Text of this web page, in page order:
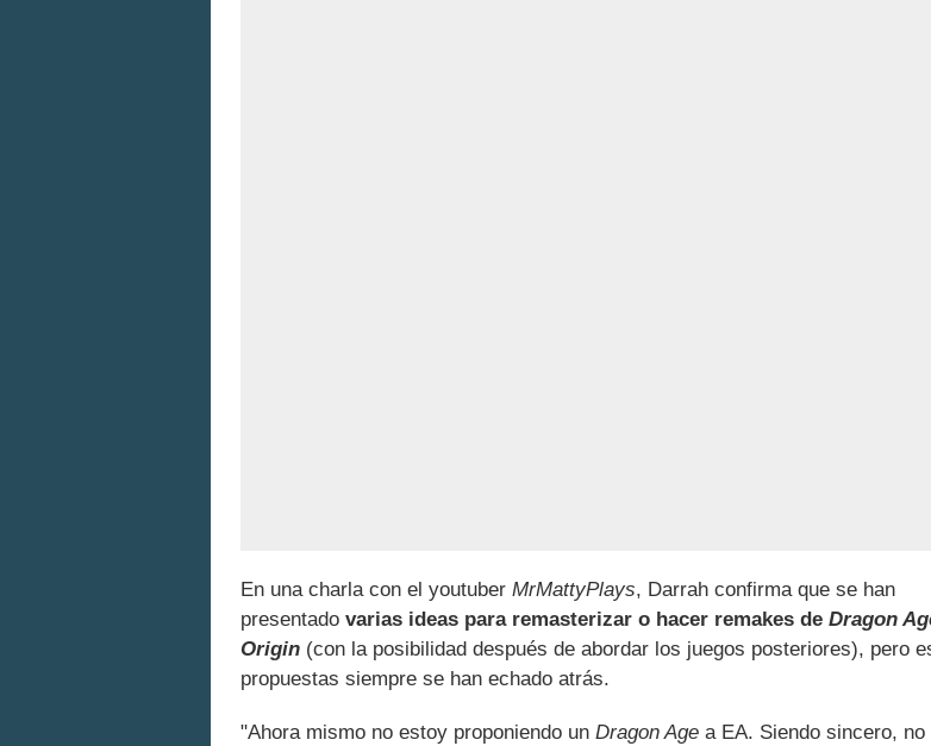
En una charla con el youtuber MrMattyPlays, Darrah confirma que se han
presentado varias ideas para remasterizar o hacer remakes de Dragon
Origin (con la posibilidad después de abordar los juegos posteriores), pero
propuestas siempre se han echado atrás.
"Ahora mismo no estoy proponiendo un Dragon Age a EA. Siendo sincero, no